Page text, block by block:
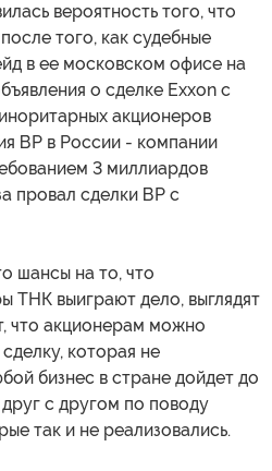
вероятность того, что
того, как судебные
в ее московском офисе на
о сделке Exxon с
акционеров
ВР в России - компании
3 миллиардов
провал сделки ВР с
шансы на то, что
ТНК выиграют дело, выглядят
что акционерам можно
которая не
бизнес в стране дойдет до
друг с другом по поводу
так и не реализовались.